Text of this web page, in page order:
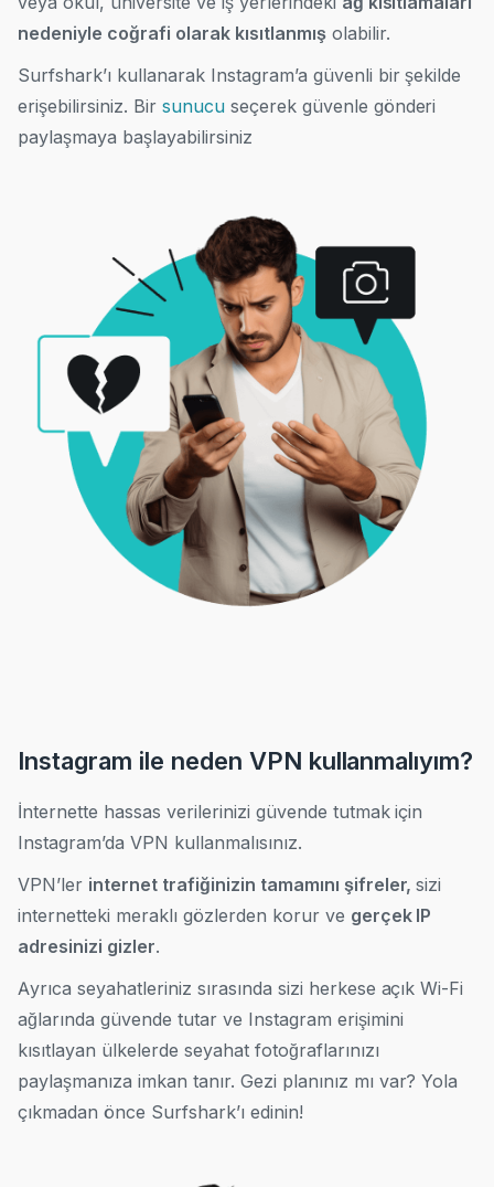
nedeniyle coğrafi olarak kısıtlanmışolabilir.
Surfshark’ı kullanarak Instagram’a güvenli bir şekilde
erişebilirsiniz. Bir sunucuseçerek güvenle gönderi
paylaşmaya başlayabilirsiniz
Instagram ile neden VPN kullanmalıyım?
İnternette hassas verilerinizi güvende tutmak için
Instagram’da VPN kullanmalısınız.
VPN’ler internet trafiğinizin tamamını şifreler,sizi
internetteki meraklı gözlerden korur ve gerçek IP
adresinizi gizler.
Ayrıca seyahatleriniz sırasında sizi herkese açık Wi-Fi
ağlarında güvende tutar ve Instagram erişimini
kısıtlayan ülkelerde seyahat fotoğraflarınızı
paylaşmanıza imkan tanır. Gezi planınız mı var? Yola
çıkmadan önce Surfshark’ı edinin!